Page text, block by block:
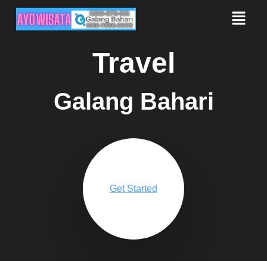
Travel
Galang Bahari
Get Started